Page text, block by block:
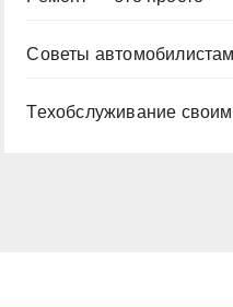
Советы автомобилистам
Техобслуживание